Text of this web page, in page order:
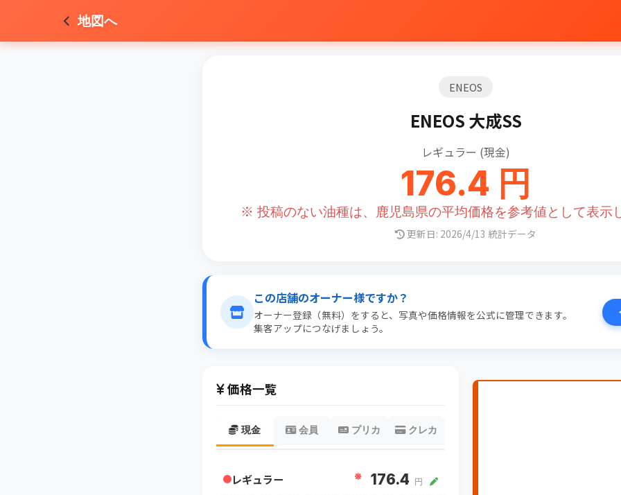
地図へ
ENEOS
ENEOS 大成SS
レギュラー (現金)
176.4 円
※ 投稿のない油種は、鹿児島県の平均価格を参考値として表示
更新日: 2026/4/13 統計データ
この店舗のオーナー様ですか？
オーナー登録（無料）をすると、写真や価格情報を公式に管理できます。
集客アップにつなげましょう。
価格一覧
現金 会員 プリカ クレカ
レギュラー ※ 176.4 円